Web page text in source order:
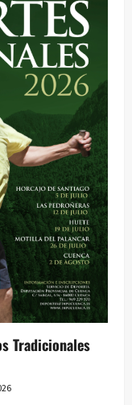
Tradicionales